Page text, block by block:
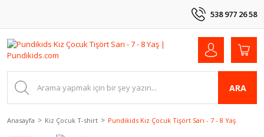
538 977 26 58
ARA
Anasayfa Kız Çocuk T-shirt Pundikids Kız Çocuk Tişört Sarı - 7 - 8 Yaş